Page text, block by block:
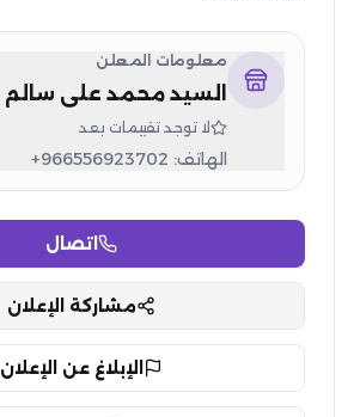
معلومات المعلن
السيد محمد علي سالم
لا توجد تقييمات بعد
الهاتف: +966556923702
اتصال
مشاركة الإعلان
الإبلاغ عن الإعلان